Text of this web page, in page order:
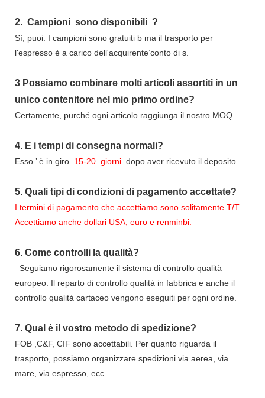
2. Campioni sono disponibili ?
Sì, puoi. I campioni sono gratuiti b ma il trasporto per
l'espresso è a carico dell'acquirente’conto di s.
3 Possiamo combinare molti articoli assortiti in un
unico contenitore nel mio primo ordine?
Certamente, purché ogni articolo raggiunga il nostro MOQ.
4. E i tempi di consegna normali?
Esso ’è in giro 15-20 giorni dopo aver ricevuto il deposito.
5. Quali tipi di condizioni di pagamento accettate?
I termini di pagamento che accettiamo sono solitamente T/T.
Accettiamo anche dollari USA, euro e renminbi.
6. Come controlli la qualità?
Seguiamo rigorosamente il sistema di controllo qualità
europeo. Il reparto di controllo qualità in fabbrica e anche il
controllo qualità cartaceo vengono eseguiti per ogni ordine.
7. Qual è il vostro metodo di spedizione?
FOB ,C&F, CIF sono accettabili. Per quanto riguarda il
trasporto, possiamo organizzare spedizioni via aerea, via
mare, via espresso, ecc.